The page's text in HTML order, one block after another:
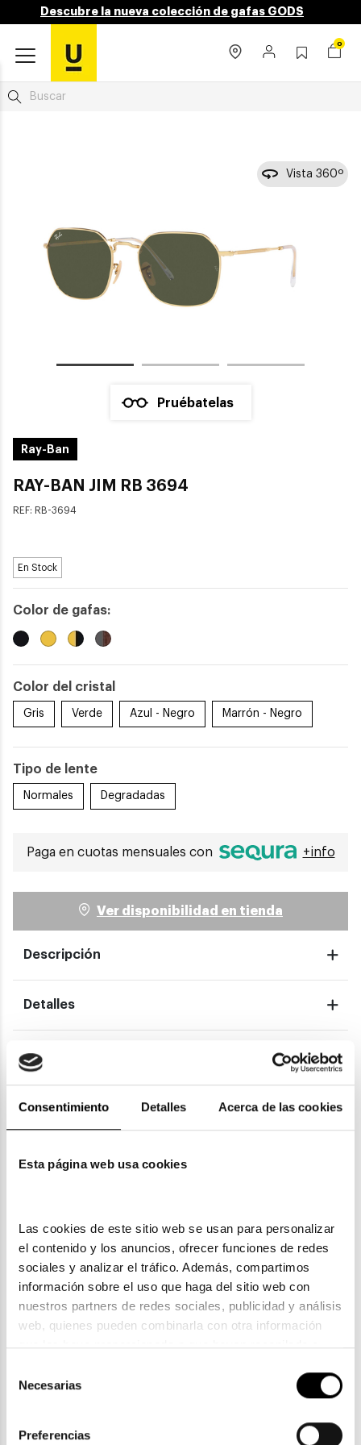
Consentimiento Detalles Acerca de las cookies
Esta página web usa cookies
Las cookies de este sitio web se usan para personalizar
el contenido y los anuncios, ofrecer funciones de redes
sociales y analizar el tráfico. Además, compartimos
información sobre el uso que haga del sitio web con
nuestros partners de redes sociales, publicidad y análisis
web, quienes pueden combinarla con otra información
que les haya proporcionado o que hayan recopilado a
la política de privacidad en el siguiente
. Consulta
Necesarias
Preferencias
Descubre la nueva colección de gafas GODS
0
Pruébatelas
Vista 360º
Ray-Ban
RAY-BAN JIM RB 3694
REF: RB-3694
En Stock
Color de gafas:
Color del cristal
Gris Verde Azul - Negro Marrón - Negro
Tipo de lente
Normales Degradadas
Paga en cuotas mensuales con +info
Ver disponibilidad en tienda
Descripción
Detalles
Envíos
Devoluciones
También te puede gustar